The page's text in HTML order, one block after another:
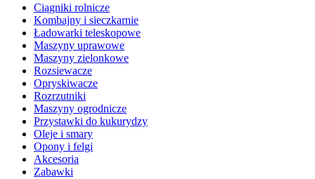
Ciągniki rolnicze
Kombajny i sieczkarnie
Ładowarki teleskopowe
Maszyny uprawowe
Maszyny zielonkowe
Rozsiewacze
Opryskiwacze
Rozrzutniki
Maszyny ogrodnicze
Przystawki do kukurydzy
Oleje i smary
Opony i felgi
Akcesoria
Zabawki